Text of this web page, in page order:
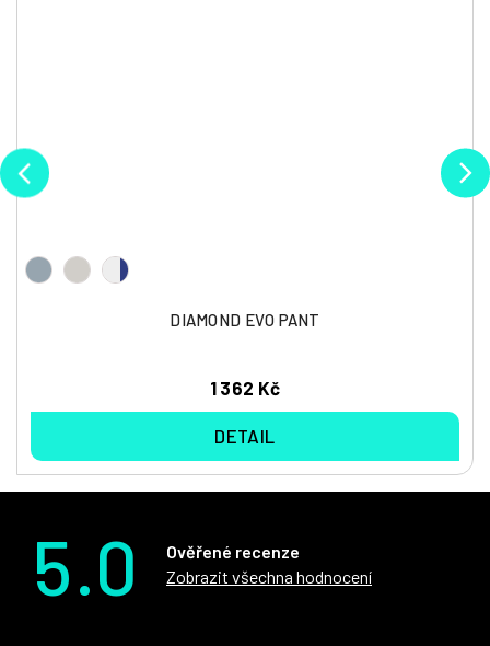
DIAMOND EVO PANT
1 362 Kč
DETAIL
5.0
Ověřené recenze
Zobrazit všechna hodnocení